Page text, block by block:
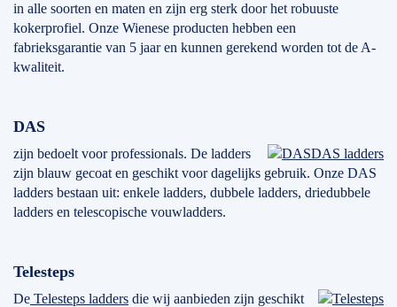
in alle soorten en maten en zijn erg sterk door het robuuste
kokerprofiel. Onze Wienese producten hebben een
fabrieksgarantie van 5 jaar en kunnen gerekend worden tot de A-
kwaliteit.
DAS
DAS ladders
zijn bedoelt voor professionals. De ladders
zijn blauw gecoat en geschikt voor dagelijks gebruik. Onze DAS
ladders bestaan uit: enkele ladders, dubbele ladders, driedubbele
ladders en telescopische vouwladders.
Telesteps
De Telesteps ladders die wij aanbieden zijn geschikt